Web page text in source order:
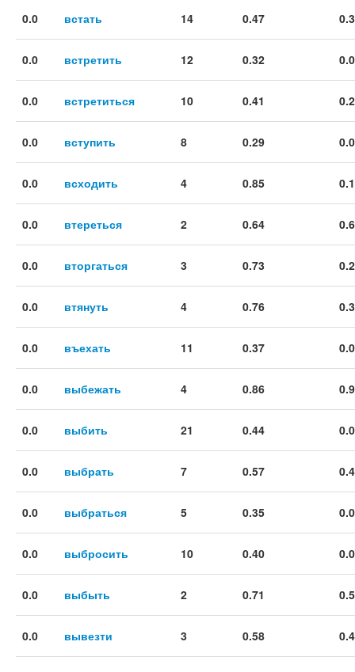
0.0 встать 14 0.47
0.0 встретить 12 0.32
0.0 встретиться 10 0.41
0.0 вступить 8 0.29
0.0 всходить 4 0.85
0.0 втереться 2 0.64
0.0 вторгаться 3 0.73
0.0 втянуть 4 0.76
0.0 въехать 11 0.37
0.0 выбежать 4 0.86
0.0 выбить 21 0.44
0.0 выбрать 7 0.57
0.0 выбраться 5 0.35
0.0 выбросить 10 0.40
0.0 выбыть 2 0.71
0.0 вывезти 3 0.58